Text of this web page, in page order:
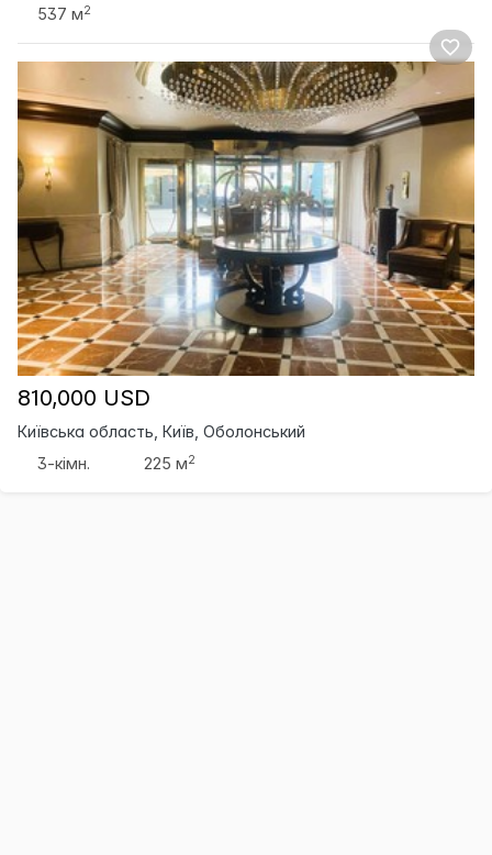
537 м2
810,000 USD
Київська область, Київ, Оболонський
3-кімн.
225 м2